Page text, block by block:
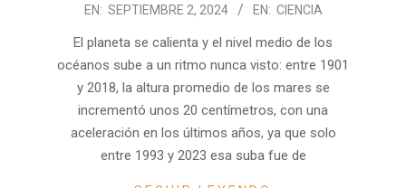
2024-EN: SEPTIEMBRE 2, 2024 EN: CIENCIA
El planeta se calienta y el nivel medio de los
océanos sube a un ritmo nunca visto: entre 1901
y 2018, la altura promedio de los mares se
incrementó unos 20 centímetros, con una
aceleración en los últimos años, ya que solo
entre 1993 y 2023 esa suba fue de